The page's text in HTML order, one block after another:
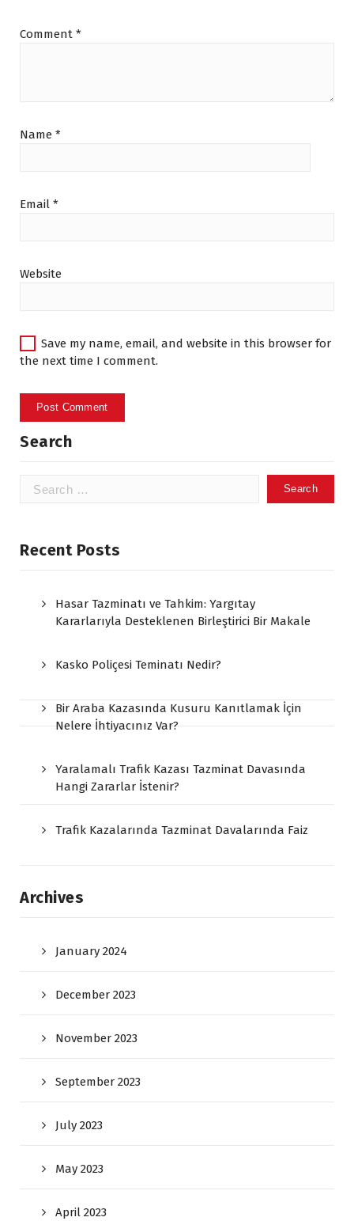
Comment *
Name *
Email *
Website
Save my name, email, and website in this browser for
the next time I comment.
Search
Search
Recent Posts
Hasar Tazminatı ve Tahkim: Yargıtay
Kararlarıyla Desteklenen Birleştirici Bir Makale
Kasko Poliçesi Teminatı Nedir?
Bir Araba Kazasında Kusuru Kanıtlamak İçin
Nelere İhtiyacınız Var?
Yaralamalı Trafik Kazası Tazminat Davasında
Hangi Zararlar İstenir?
Trafik Kazalarında Tazminat Davalarında Faiz
Archives
January 2024
December 2023
November 2023
September 2023
July 2023
May 2023
April 2023